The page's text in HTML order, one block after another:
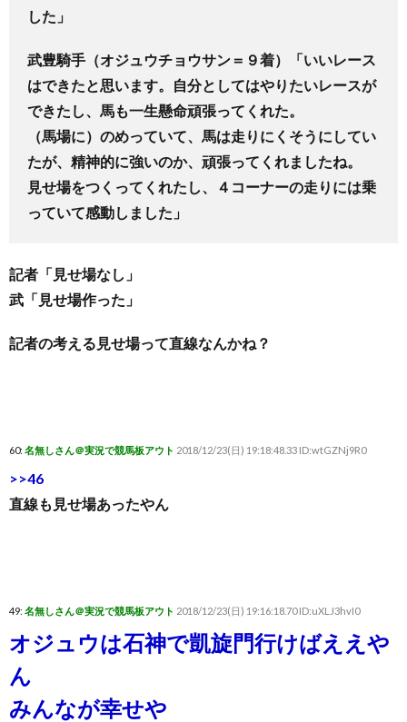
した」
武豊騎手（オジュウチョウサン＝９着）「いいレース
はできたと思います。自分としてはやりたいレースが
できたし、馬も一生懸命頑張ってくれた。
（馬場に）のめっていて、馬は走りにくそうにしてい
たが、精神的に強いのか、頑張ってくれましたね。
見せ場をつくってくれたし、４コーナーの走りには乗
っていて感動しました」
記者「見せ場なし」
武「見せ場作った」
記者の考える見せ場って直線なんかね？
60: 名無しさん＠実況で競馬板アウト 2018/12/23(日) 19:18:48.33 ID:wtGZNj9R0
>>46
直線も見せ場あったやん
49: 名無しさん＠実況で競馬板アウト 2018/12/23(日) 19:16:18.70 ID:uXLJ3hvI0
オジュウは石神で凱旋門行けばええや
ん
みんなが幸せや